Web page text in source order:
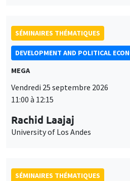
SÉMINAIRES THÉMATIQUES
DEVELOPMENT AND POLITICAL
MEGA
Vendredi 25 septembre 2026
11:00 à 12:15
Rachid Laajaj
University of Los Andes
SÉMINAIRES THÉMATIQUES